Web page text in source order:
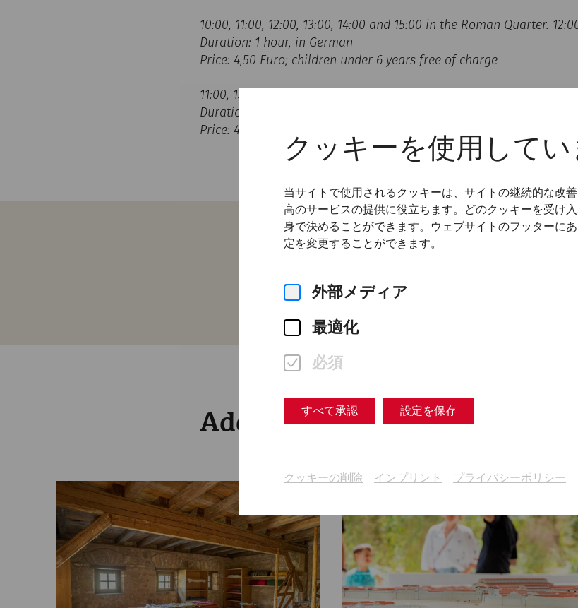
クッキーを使用してい
当サイトで使用されるクッキーは、サイトの継続的な改
高のサービスの提供に役立ちます。どのクッキーを受け
身で決めることができます。ウェブサイトのフッターに
定を変更することができます。
外部メディア
最適化
必須
すべて承認 設定を保存
クッキーの削除 インプリント プライバシーポリシー
10:00, 11:00, 12:00, 13:00, 14:00 and 15:00 in the Roman Quarter.
Duration: 1 hour, in German
Price: 4,50 Euro; children under 6 years free of charge
11:00, 13:00, 14:00 and 15:00
Duration: 1 hour, in German
Price: 4,50 Euro; children under 6 years free of charge
Additional guided tours